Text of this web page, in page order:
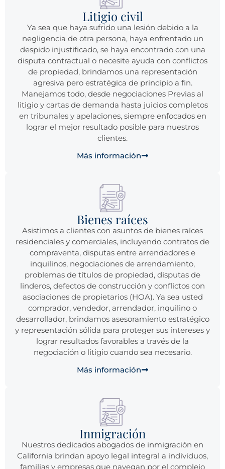
Litigio civil
Ya sea que haya sufrido una lesión debido a la
negligencia de otra persona, haya enfrentado un
despido injustificado, se haya encontrado con una
disputa contractual o necesite ayuda con conflictos
de propiedad, brindamos una representación
agresiva pero estratégica de principio a fin.
Manejamos todo, desde negociaciones Previas al
litigio y cartas de demanda hasta juicios completos
en tribunales y apelaciones, siempre enfocados en
lograr el mejor resultado posible para nuestros
clientes.
Más información
Bienes raíces
Asistimos a clientes con asuntos de bienes raíces
residenciales y comerciales, incluyendo contratos de
compraventa, disputas entre arrendadores e
inquilinos, negociaciones de arrendamiento,
problemas de títulos de propiedad, disputas de
linderos, defectos de construcción y conflictos con
asociaciones de propietarios (HOA). Ya sea usted
comprador, vendedor, arrendador, inquilino o
desarrollador, brindamos asesoramiento estratégico
y representación sólida para proteger sus intereses y
lograr resultados favorables a través de la
negociación o litigio cuando sea necesario.
Más información
Inmigración
Nuestros dedicados abogados de inmigración en
California brindan apoyo legal integral a individuos,
familias y empresas que navegan por el complejo